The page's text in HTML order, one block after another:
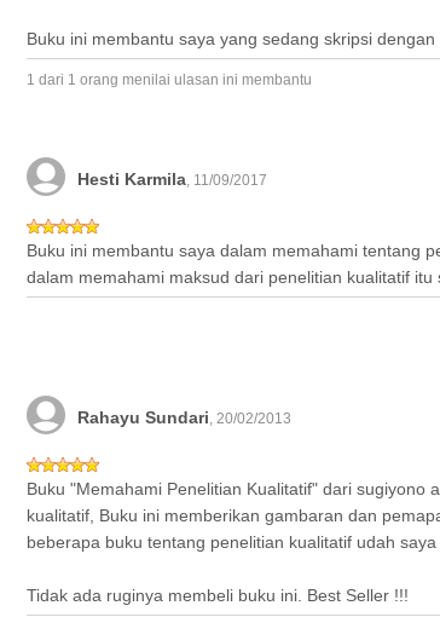
Buku ini membantu saya yang sedang skripsi
1 dari 1 orang menilai ulasan ini membantu
Hesti Karmila, 11/09/2017
Buku ini membantu saya dalam memahami tentang
dalam memahami maksud dari penelitian kualitatif itu
Rahayu Sundari, 20/02/2013
Buku "Memahami Penelitian Kualitatif" dari sugiyono
kualitatif, Buku ini memberikan gambaran dan
beberapa buku tentang penelitian kualitatif udah
Tidak ada ruginya membeli buku ini. Best Seller !!!